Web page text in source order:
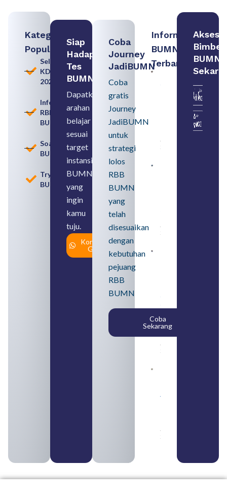
Kategori
Populer
Seleksi
KDKMP
2026
Informasi
RBB
BUMN
Soal
BUMN
Tryout
BUMN
Siap
Hadapi
Tes
BUMN
Dapatkan
arahan
belajar
sesuai
target
instansi
BUMN
yang
ingin
kamu
tuju.
Konsultasi
Gratis
Coba
Journey
JadiBUMN
Coba
gratis
Journey
JadiBUMN
untuk
strategi
lolos
RBB
BUMN
yang
telah
disesuaikan
dengan
kebutuhan
pejuang
RBB
BUMN
Coba
Sekarang
Informasi
BUMN
Terbaru:
Persiapan
Seleksi
Rekrutmen
Memahami
August 8,
August 6,
SMA
Syarat,
Posisi,
dan
Cara
Daftar
August 5,
yang
August 4,
Akses
Bimbel
BUMN